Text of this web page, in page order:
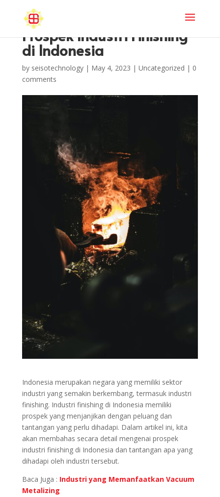
Prospek Industri Finishing
di Indonesia
by seisotechnology| May 4, 2023 | Uncategorized | 0
comments
Indonesia merupakan negara yang memiliki sektor
industri yang semakin berkembang, termasuk industri
finishing. Industri finishing di Indonesia memiliki
prospek yang menjanjikan dengan peluang dan
tantangan yang perlu dihadapi. Dalam artikel ini, kita
akan membahas secara detail mengenai prospek
industri finishing di Indonesia dan tantangan apa yang
dihadapi oleh industri tersebut.
Baca Juga : Industri yang Memanfaatkan Vacuum
Metalizing